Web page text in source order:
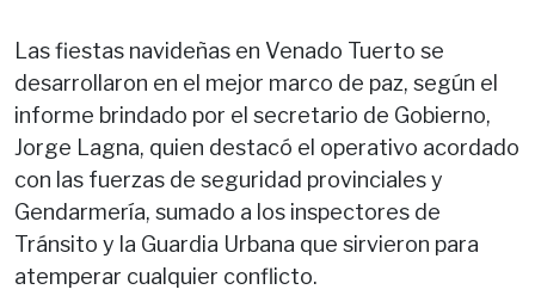
Las fiestas navideñas en Venado Tuerto se
desarrollaron en el mejor marco de paz, según el
informe brindado por el secretario de Gobierno,
Jorge Lagna, quien destacó el operativo acordado
con las fuerzas de seguridad provinciales y
Gendarmería, sumado a los inspectores de
Tránsito y la Guardia Urbana que sirvieron para
atemperar cualquier conflicto.